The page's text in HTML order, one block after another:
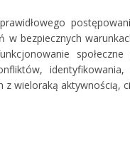
bezpiecznych
z wieloraką